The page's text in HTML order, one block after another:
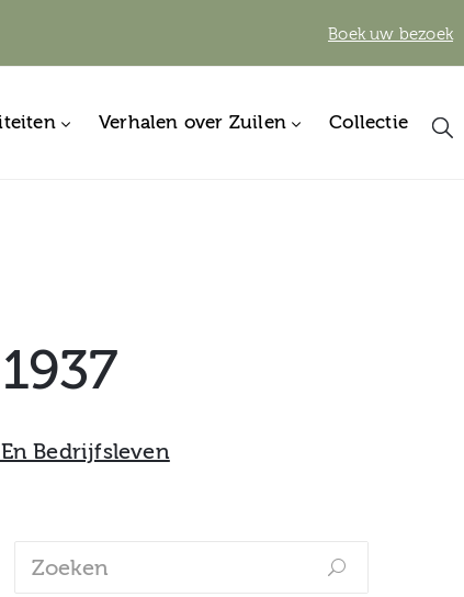
Boek uw bezoek
Verhalen over Zuilen Collectie
Bedrijfsleven